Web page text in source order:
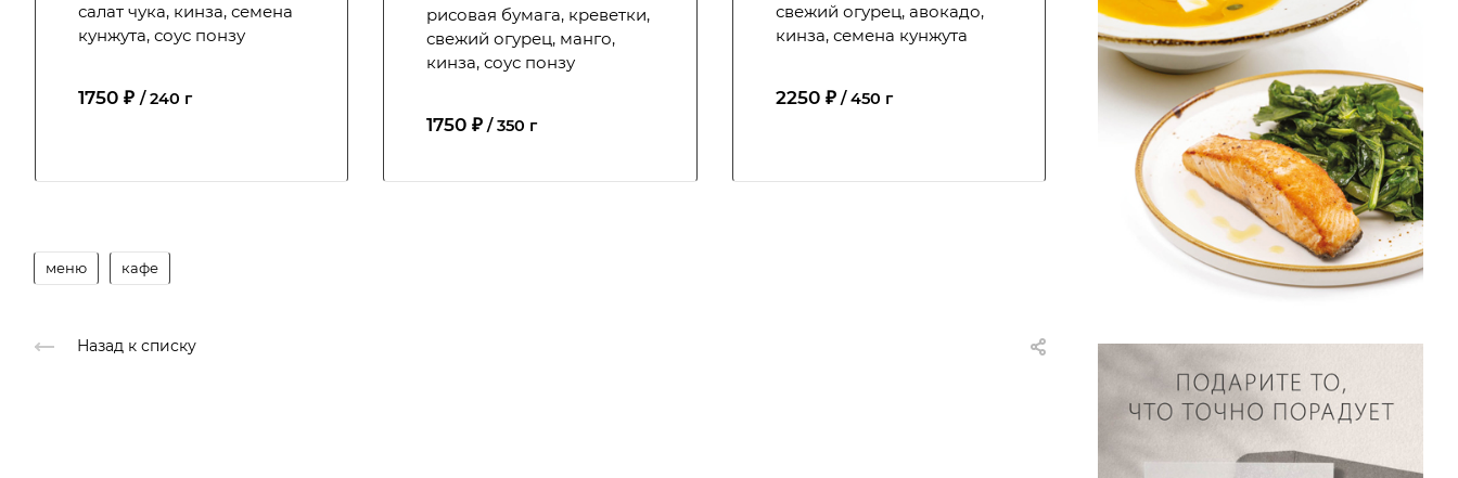
салат чука, кинза, семена
кунжута, соус понзу
1750 ₽ / 240 г
рисовая бумага, креветки,
свежий огурец, манго,
кинза, соус понзу
1750 ₽ / 350 г
свежий огурец, авокадо,
кинза, семена кунжута
2250 ₽/ 450 г
меню кафе
Назад к списку